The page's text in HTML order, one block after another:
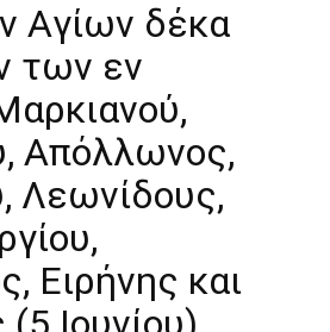
Aγίων δέκα
των εν
Aπόλλωνος,
Λεωνίδους,
Eιρήνης και